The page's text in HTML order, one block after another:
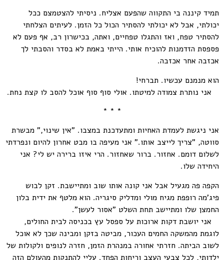
תמיד קיננה בי התקווה שהפעם אצליח. ניסיתי להצטמצם ככל
יכולתי, אבל לא יכולתי להסתיר הכול כל הזמן. לעיתים הצלחתי
להסתיר טפח, ואז והתגלו טפחיים, ואתה, בכישרון רב, אף פעם לא
פספסת הזדמנות להוכיח אותי. הייתי באמת לא בסדר והסבתי לך
אכזבה אחר אכזבה.
הוא מנמנם עכשיו. תברחי!
אני נותרת צמודה למיטתו. אולי סוף סוף אוכל להסב לו קצת נחת.
* * *
אני ניגשת לעמדת האחיות ומתעדכנת במצבו. "אין שינוי," מבשרת
סווטה, "צריך לייצב אותו." אני מעיפה בו מבט אחרון להיום ונפרדתי
לשלום דומם. אחזור. ברור שאחזור. הרי איזו ברירה יש לי? אני
היחידה שלו.
הקפה פה מגעיל אבל אני קונה אותו שוב ומתיישבת. זקן לבוש
פיג'מה רופפת מגיח מולי ומדליק סיגריה. הוא מלטף את ידית בלון
החמצן שלו ומתיישב תחת השלט "אסור לעשן".
אני יושבת דקות ארוכות על ספסל עץ בכניסה לבית החולים,
לוגמת מהמשקה החמים העכור, מביטה בזקן ומבינה שכך לא אוכל
לשוב הביתה. חזרתי אחורה במנהרת הזמן, חזרה לנופים ולקולות של
ילדותי, לכל צבעי העצב וריחות הפחד. עליי להתנקות מהעולם הזה